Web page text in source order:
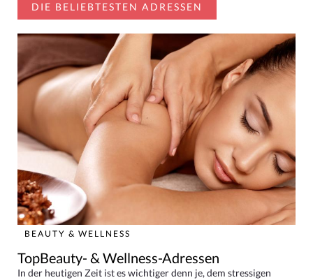
DIE BELIEBTESTEN ADRESSEN
BEAUTY & WELLNESS
TopBeauty- & Wellness-Adressen
In der heutigen Zeit ist es wichtiger denn je, dem stressigen